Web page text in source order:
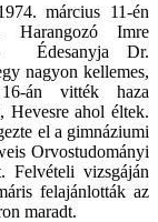
március 11-én
Harangozó Imre
Édesanyja Dr.
nagyon kellemes,
án vitték haza
Hevesre ahol éltek.
el a gimnáziumi
Orvostudományi
Felvételi vizsgáján
felajánlották az
maradt.